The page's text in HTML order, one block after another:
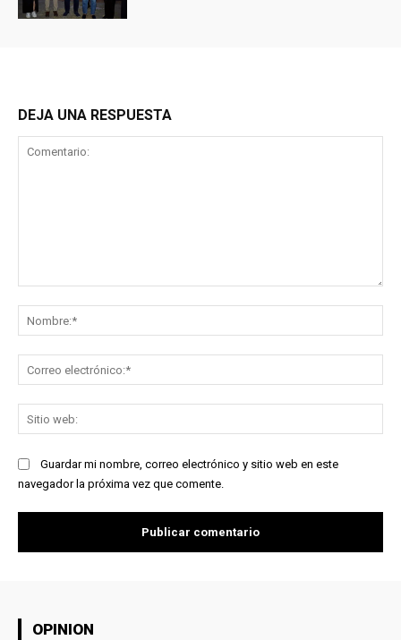
DEJA UNA RESPUESTA
Guardar mi nombre, correo electrónico y sitio web en este
navegador la próxima vez que comente.
OPINION